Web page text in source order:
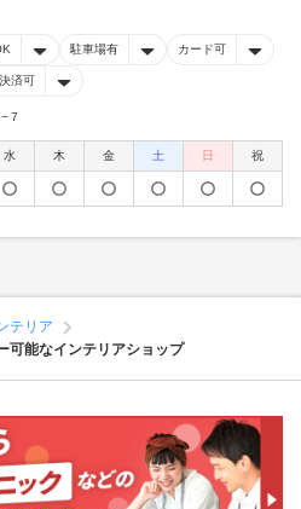
駐車場有 カード可
済可
７
水 木 金 土 日 祝
テリア
可能なインテリアショップ